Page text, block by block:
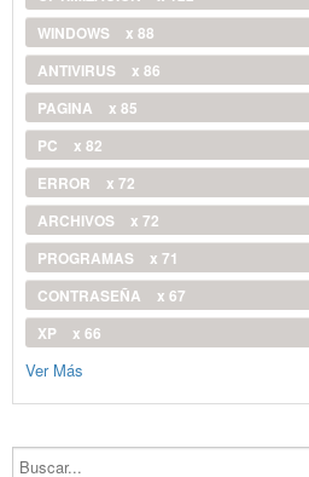
WINDOWS
x 88
ANTIVIRUS
x 86
PAGINA
x 85
PC
x 82
ERROR
x 72
ARCHIVOS
x 72
PROGRAMAS
x 71
CONTRASEÑA
x 67
XP
x 66
Ver Más
Buscar...